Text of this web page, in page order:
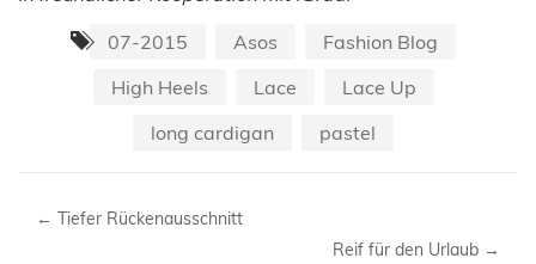
07-2015
Asos
Fashion Blog
High Heels
Lace
Lace Up
long cardigan
pastel
← Tiefer Rückenausschnitt
Reif für den Urlaub →